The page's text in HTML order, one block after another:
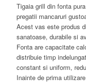
Tigaia grill din fonta
pregatii mancaruri
Acest vas este produs
sanatoase, durabile si
Fonta are capacitate
distribuie timp
constant si uniform,
Inainte de prima